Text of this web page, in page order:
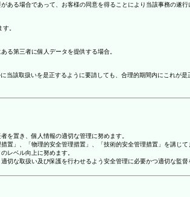
る場合であって、お客様の同意を得ることにより当該事務の遂行
。
る第三者に個人データを提供する場合。
該取扱いを是正するように要請しても、合理的期間内にこれが
を置き、個人情報の適切な管理に努めます。
」、「物理的安全管理措置」、「技術的安全管理措置」を講じて
レベル向上に努めます。
な取扱い及び保護を行わせるよう安全管理に必要かつ適切な監督